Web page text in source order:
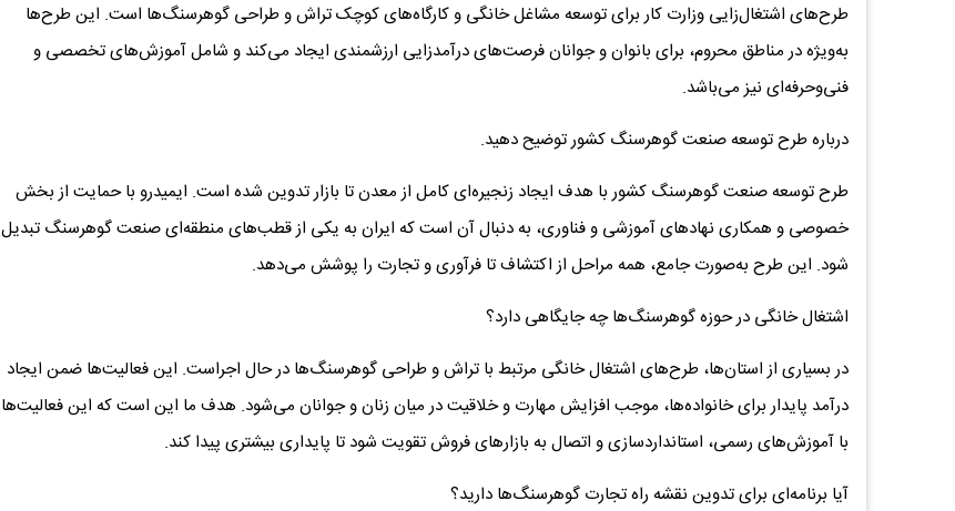
طرح‌های اشتغال‌زایی وزارت کار برای توسعه مشاغل خانگی و کارگاه‌های کوچک تراش و طراحی گوهرسنگ‌ها است. این طرح‌ها
به‌ویژه در مناطق محروم، برای بانوان و جوانان فرصت‌های درآمدزایی ارزشمندی ایجاد می‌کند و شامل آموزش‌های تخصصی و
فنی‌وحرفه‌ای نیز می‌باشد.
درباره طرح توسعه صنعت گوهرسنگ کشور توضیح دهید.
طرح توسعه صنعت گوهرسنگ کشور با هدف ایجاد زنجیره‌ای کامل از معدن تا بازار تدوین شده است. ایمیدرو با حمایت از بخش
خصوصی و همکاری نهادهای آموزشی و فناوری، به دنبال آن است که ایران به یکی از قطب‌های منطقه‌ای صنعت گوهرسنگ تبدیل
شود. این طرح به‌صورت جامع، همه مراحل از اکتشاف تا فرآوری و تجارت را پوشش می‌دهد.
اشتغال خانگی در حوزه گوهرسنگ‌ها چه جایگاهی دارد؟
در بسیاری از استان‌ها، طرح‌های اشتغال خانگی مرتبط با تراش و طراحی گوهرسنگ‌ها در حال اجراست. این فعالیت‌ها ضمن ایجاد
درآمد پایدار برای خانواده‌ها، موجب افزایش مهارت و خلاقیت در میان زنان و جوانان می‌شود. هدف ما این است که این فعالیت‌ها
با آموزش‌های رسمی، استانداردسازی و اتصال به بازارهای فروش تقویت شود تا پایداری بیشتری پیدا کند.
آیا برنامه‌ای برای تدوین نقشه راه تجارت گوهرسنگ‌ها دارید؟